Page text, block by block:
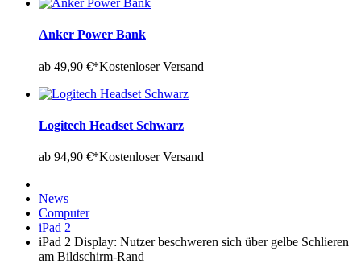
Anker Power Bank
ab 49,90 €*Kostenloser Versand
Logitech Headset Schwarz
ab 94,90 €*Kostenloser Versand
News
Computer
iPad 2
iPad 2 Display: Nutzer beschweren sich über gelbe Schlieren
am Bildschirm-Rand